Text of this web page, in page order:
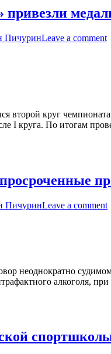
привезли
ПичуринLeave a comment
второй круг
I круга. По итогам
ПичуринLeave a comment
неоднократно
алкоголя,